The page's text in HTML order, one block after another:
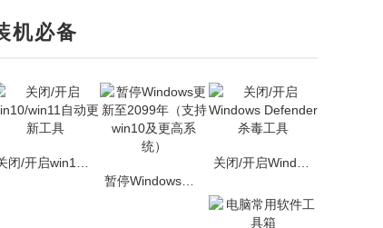
机必备
暂停Windows更新至2099年（支持win10及更高系统）